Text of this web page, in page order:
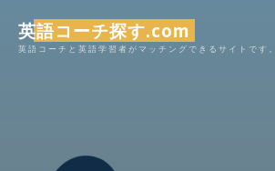
英語コーチ探す.com
英語コーチと英語学習者がマッチングできるサイトです。